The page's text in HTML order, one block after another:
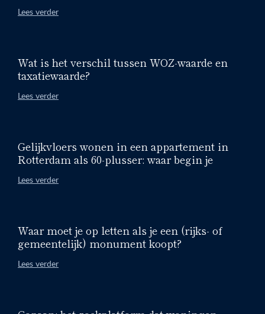
Lees verder
Wat is het verschil tussen WOZ-waarde en
taxatiewaarde?
Lees verder
Gelijkvloers wonen in een appartement in
Rotterdam als 60-plusser: waar begin je
Lees verder
Waar moet je op letten als je een (rijks- of
gemeentelijk) monument koopt?
Lees verder